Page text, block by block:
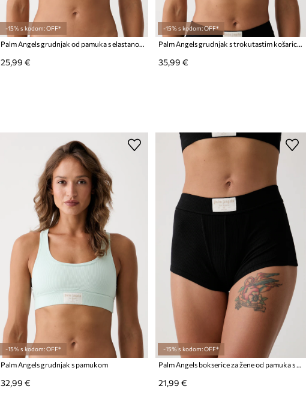
-15% s kodom: OFF*
Palm Angels grudnjak od pamuka s elastanom
25,99 €
-15% s kodom: OFF*
Palm Angels grudnjak s trokutastim košaricama od pamuka s elastanom
35,99 €
-15% s kodom: OFF*
Palm Angels grudnjak s pamukom
32,99 €
-15% s kodom: OFF*
Palm Angels bokserice za žene od pamuka s elastanom
21,99 €